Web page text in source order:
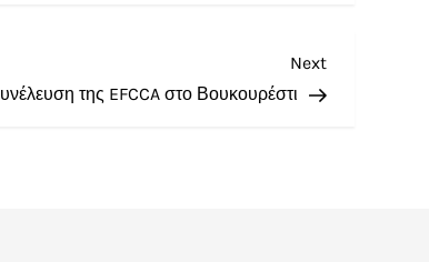
Next
της EFCCA στο Βουκουρέστι